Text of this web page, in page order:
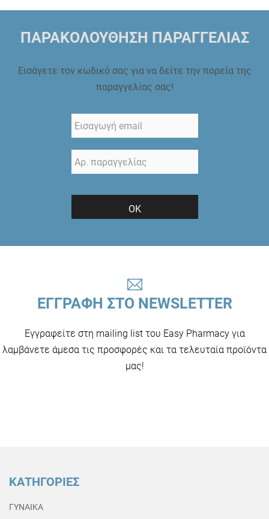
ΠΑΡΑΚΟΛΟΥΘΗΣΗ ΠΑΡΑΓΓΕΛΙΑΣ
Εισάγετε τον κωδικό σας για να δείτε την πορεία της
παραγγελίας σας!
ΟΚ
ΕΓΓΡΑΦΗ ΣΤΟ NEWSLETTER
Εγγραφείτε στη mailing list του Easy Pharmacy για
λαμβάνετε άμεσα τις προσφορές και τα τελευταία προϊόντα
μας!
ΚΑΤΗΓΟΡΙΕΣ
ΓΥΝΑΙΚΑ